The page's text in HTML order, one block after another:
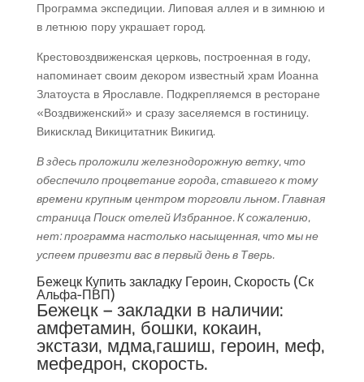
Программа экспедиции. Липовая аллея и в зимнюю и
в летнюю пору украшает город.
Крестовоздвиженская церковь, построенная в году,
напоминает своим декором известный храм Иоанна
Златоуста в Ярославле. Подкрепляемся в ресторане
«Воздвиженский» и сразу заселяемся в гостиницу.
Викисклад Викицитатник Викигид.
В здесь проложили железнодорожную ветку, что
обеспечило процветание города, ставшего к тому
времени крупным центром торговли льном. Главная
страница Поиск отелей Избранное. К сожалению,
нет: программа настолько насыщенная, что мы не
успеем привезти вас в первый день в Тверь.
Бежецк Купить закладку Героин, Скорость (Ск
Альфа-ПВП)
Бежецк – закладки в наличии:
амфетамин, бошки, кокаин,
экстази, мдма,гашиш, героин, меф,
мефедрон, скорость.